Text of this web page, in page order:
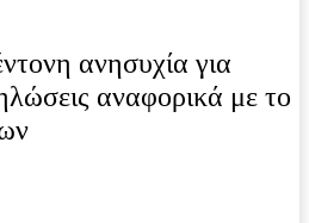
ανησυχία για
αναφορικά με το